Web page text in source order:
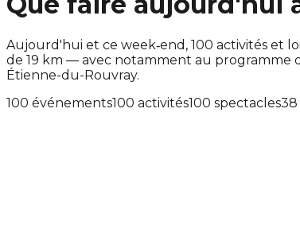
Aujourd'hui et ce week‑end, 100 activités et
de 19 km — avec notamment au programme
Étienne-du-Rouvray.
100 événements100 activités100 spectacles38